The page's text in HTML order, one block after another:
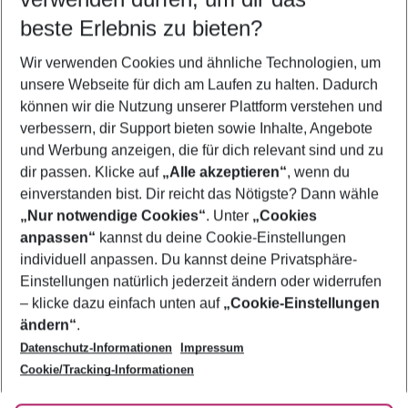
5-8 Nächte
2 Erwachsene Keine Kinder
Mehr Filter anzeigen
Footer
Footer navigation
Über uns
AGB
Bestpreisgarantie
Cookie-Einstellungen ändern
Cookie-Richtlinie
Agenturbetreuung
Barrierefreies Reisen
Folge uns
beste Erlebnis zu bieten?
Wir verwenden Cookies und ähnliche Technologien, um
unsere Webseite für dich am Laufen zu halten. Dadurch
können wir die Nutzung unserer Plattform verstehen und
verbessern, dir Support bieten sowie Inhalte, Angebote
und Werbung anzeigen, die für dich relevant sind und zu
dir passen. Klicke auf „Alle akzeptieren“, wenn du
einverstanden bist. Dir reicht das Nötigste? Dann wähle
„Nur notwendige Cookies“. Unter „Cookies
anpassen“ kannst du deine Cookie-Einstellungen
individuell anpassen. Du kannst deine Privatsphäre-
Einstellungen natürlich jederzeit ändern oder widerrufen
– klicke dazu einfach unten auf „Cookie-Einstellungen
ändern“.
Datenschutz-Informationen
Impressum
Cookie/Tracking-Informationen